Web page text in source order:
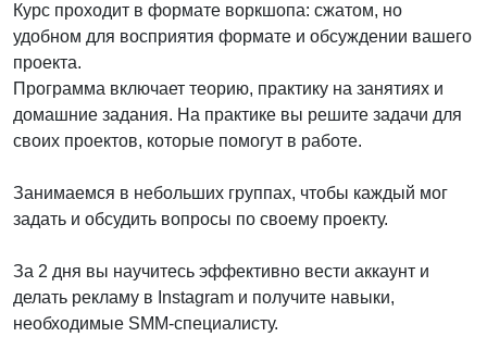
Курс проходит в формате воркшопа: сжатом, но
удобном для восприятия формате и обсуждении вашего
проекта.
Программа включает теорию, практику на занятиях и
домашние задания. На практике вы решите задачи для
своих проектов, которые помогут в работе.
Занимаемся в небольших группах, чтобы каждый мог
задать и обсудить вопросы по своему проекту.
За 2 дня вы научитесь эффективно вести аккаунт и
делать рекламу в Instagram и получите навыки,
необходимые SMM-специалисту.